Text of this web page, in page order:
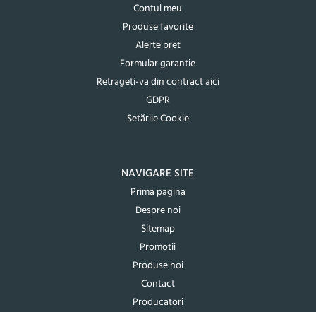
Contul meu
Produse favorite
Alerte pret
Formular garantie
Retrageti-va din contract aici
GDPR
Setările Cookie
NAVIGARE SITE
Prima pagina
Despre noi
Sitemap
Promotii
Produse noi
Contact
Producatori